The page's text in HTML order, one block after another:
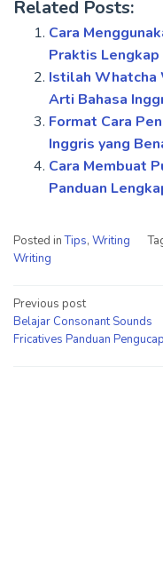
Related Posts:
Cara
Praktis Lengkap
Istilah Whatcha
Arti Bahasa
Format Cara
Inggris yang
Cara Membuat
Panduan
Posted inTips, Writing
Writing
Post
navigation
Previous post
Belajar Consonant Sounds
Fricatives Panduan